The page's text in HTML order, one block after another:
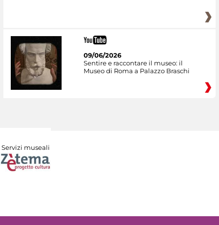
09/06/2026
Sentire e raccontare il museo: il
Museo di Roma a Palazzo Braschi
Servizi museali